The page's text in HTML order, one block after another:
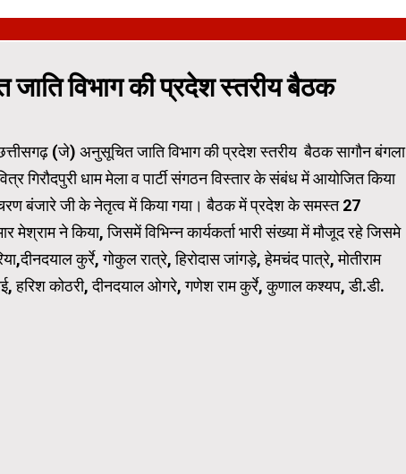
विभाग की प्रदेश स्तरीय बैठक
(जे) अनुसूचित जाति विभाग की प्रदेश स्तरीय बैठक सागौन बंगला
धाम मेला व पार्टी संगठन विस्तार के संबंध में आयोजित किया
बंजारे जी के नेतृत्व में किया गया। बैठक में प्रदेश के समस्त 27
ने किया, जिसमें विभिन्न कार्यकर्ता भारी संख्या में मौजूद रहे जिसमे
कुर्रे, गोकुल रात्रे, हिरोदास जांगड़े, हेमचंद पात्रे, मोतीराम
हरिश कोठरी, दीनदयाल ओगरे, गणेश राम कुर्रे, कुणाल कश्यप, डी.डी.